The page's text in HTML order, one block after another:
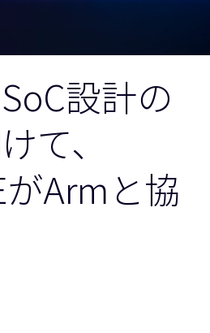
い合わせ
せ
ニング
設計の
て、
がArmと協